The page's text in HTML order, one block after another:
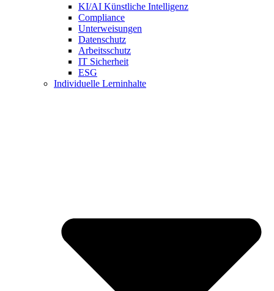
KI/AI Künstliche Intelligenz
Compliance
Unterweisungen
Datenschutz
Arbeitsschutz
IT Sicherheit
ESG
Individuelle Lerninhalte